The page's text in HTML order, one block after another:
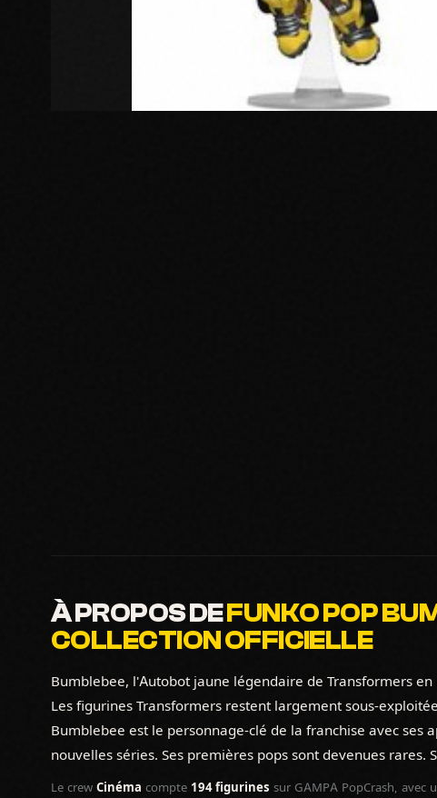
À PROPOS DEFUNKO POP
COLLECTION OFFICIELLE
Bumblebee, l'Autobot jaune légendaire de Transformers
Les figurines Transformers restent largement sous-
Bumblebee est le personnage-clé de la franchise avec ses
nouvelles séries. Ses premières pops sont devenues rares.
Le crew Cinéma compte 194 figurines sur GAMPA PopCrash, avec